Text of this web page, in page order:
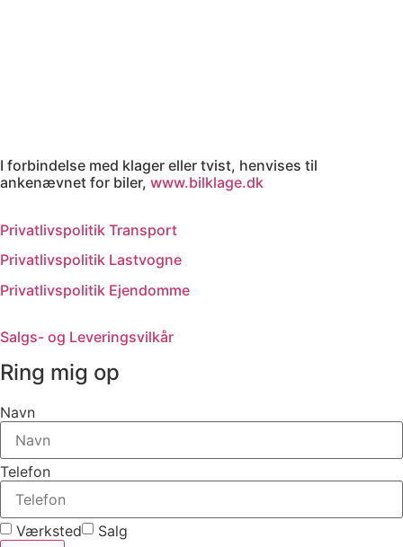
I forbindelse med klager eller tvist, henvises til
ankenævnet for biler, www.bilklage.dk
Privatlivspolitik Transport
Privatlivspolitik Lastvogne
Privatlivspolitik Ejendomme
Salgs- og Leveringsvilkår
Ring mig op
Navn
Telefon
Værksted Salg